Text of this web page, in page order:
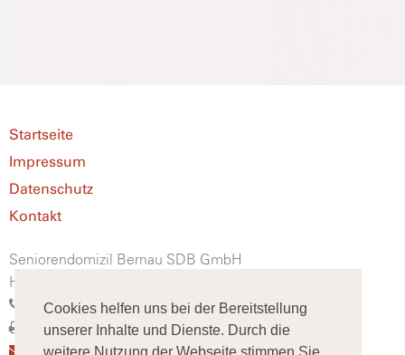
Cookies helfen uns bei der Bereitstellung
unserer Inhalte und Dienste. Durch die
Startseite
Impressum
Datenschutz
Kontakt
Seniorendomizil Bernau SDB GmbH
Heinersdorfer Straße 47, 16321 Bernau
(0 33 38) 90 390 60
(0 33 38) 90 390 99
info@seniorendomizil-bernau.de